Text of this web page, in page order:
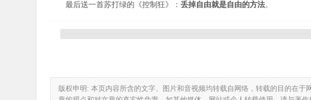
最后送一首苏打绿的《控制狂》： 丢掉自由就是自由的方法。
版权申明: 本页内容所含的文字、图片和音视频均转载自网络，转载的目的在于